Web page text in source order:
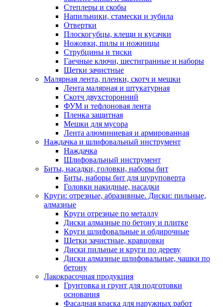
Степлеры и скобы
Напильники, стамески и зубила
Отвертки
Плоскогубцы, клещи и кусачки
Ножовки, пилы и ножницы
Струбцины и тиски
Гаечные ключи, шестигранные и наборы
Щетки зачистные
Малярная лента, пленки, скотч и мешки
Лента малярная и штукатурная
Скотч двухсторонний
ФУМ и тефлоновая лента
Пленка защитная
Мешки для мусора
Лента алюминиевая и армированная
Наждачка и шлифовальный инструмент
Наждачка
Шлифовальный инструмент
Биты, насадки, головки, наборы бит
Биты, наборы бит для шуруповерта
Головки накидные, насадки
Круги: отрезные, абразивные. Диски: пильные,
алмазные
Круги отрезные по металлу
Диски алмазные по бетону и плитке
Круги шлифовальные и обдирочные
Щетки зачистные, кравцовки
Диски пильные и круги по дереву
Диски алмазные шлифовальные, чашки по
бетону
Лакокрасочная продукция
Грунтовка и грунт для подготовки
основания
Фасадная краска для наружных работ